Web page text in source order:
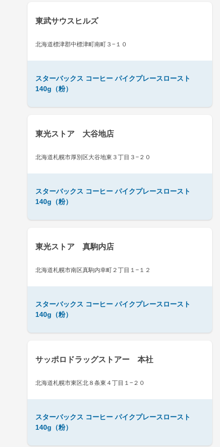
東武サウスヒルズ
北海道標津郡中標津町南町３−１０
スターバックス コーヒー パイクプレースロースト
140g（粉）
東光ストア 大谷地店
北海道札幌市厚別区大谷地東３丁目３−２０
スターバックス コーヒー パイクプレースロースト
140g（粉）
東光ストア 真駒内店
北海道札幌市南区真駒内幸町２丁目１−１２
スターバックス コーヒー パイクプレースロースト
140g（粉）
サッポロドラッグストアー 本社
北海道札幌市東区北８条東４丁目１−２０
スターバックス コーヒー パイクプレースロースト
140g（粉）